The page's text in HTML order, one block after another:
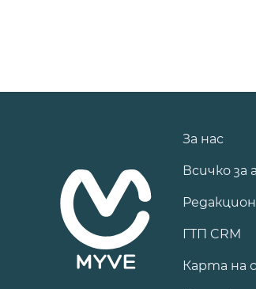
За нас
Всичко
ГТП CRM
Карта на